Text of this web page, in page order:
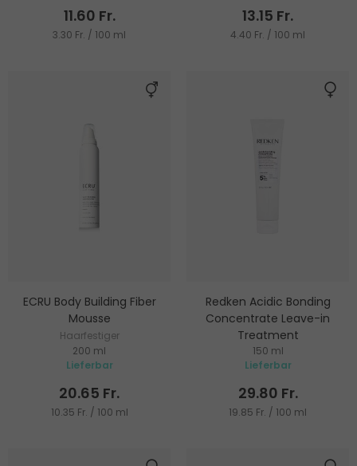
11.60 Fr.
3.30 Fr. / 100 ml
13.15 Fr.
4.40 Fr. / 100 ml
ECRU Body Building Fiber
Mousse
Haarfestiger
200 ml
Lieferbar
20.65 Fr.
10.35 Fr. / 100 ml
Redken Acidic Bonding
Concentrate Leave-in
Treatment
Stärkender und schützender
Conditioner ohne Ausspülen
150 ml
Lieferbar
29.80 Fr.
19.85 Fr. / 100 ml